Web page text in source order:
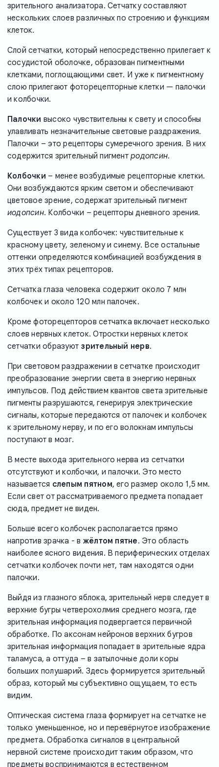
зрительного анализатора. Сетчатку составляют
нескольких слоев различных по строению и функциям
клеток.
Слой сетчатки, который непосредственно прилегает к
сосудистой оболочке, образован пигментными
клетками, поглощающими свет. И уже к пигментному
слою прилегают фоторецепторные клетки — палочки
и колбочки.
Палочки высоко чувствительны к свету и способны
улавливать незначительные световые раздражения.
Палочки – это рецепторы сумеречного зрения. В них
содержится зрительный пигментродопсин.
Колбочки – менее возбудимые рецепторные клетки.
Они возбуждаются ярким светом и обеспечивают
цветовое зрение, содержат зрительный пигмент
иодопсин. Колбочки – рецепторы дневного зрения.
Существует 3 вида колбочек: чувствительные к
красному цвету, зеленому и синему. Все остальные
оттенки определяются комбинацией возбуждения в
этих трёх типах рецепторов.
Сетчатка глаза человека содержит около 7 млн
колбочек и около 120 млн палочек.
Кроме фоторецепторов сетчатка включает несколько
слоев нервных клеток. Отростки нервных клеток
сетчатки образуют зрительный нерв.
При световом раздражении в сетчатке происходит
преобразование энергии света в энергию нервных
импульсов. Под действием квантов света зрительные
пигменты разрушаются, генерируя электрические
сигналы, которые передаются от палочек и колбочек
к зрительному нерву, и по его волокнам импульсы
поступают в мозг.
В месте выхода зрительного нерва из сетчатки
отсутствуют и колбочки, и палочки. Это место
называется слепым пятном, его размер около 1,5 мм.
Если свет от рассматриваемого предмета попадает
сюда, предмет не виден.
Больше всего колбочек располагается прямо
напротив зрачка - в жёлтом пятне. Это область
наиболее ясного видения. В периферических отделах
сетчатки колбочек почти нет, там находятся одни
палочки.
Выйдя из глазного яблока, зрительный нерв следует в
верхние бугры четверохолмия среднего мозга, где
зрительная информация подвергается первичной
обработке. По аксонам нейронов верхних бугров
зрительная информация попадает в зрительные ядра
таламуса, а оттуда – в затылочные доли коры
больших полушарий. Здесь формируется зрительный
образ, который мы субъективно ощущаем, то есть
видим.
Оптическая система глаза формирует на сетчатке не
только уменьшенное, но и перевёрнутое изображение
предмета. Обработка сигналов в центральной
нервной системе происходит таким образом, что
предметы воспринимаются в естественном